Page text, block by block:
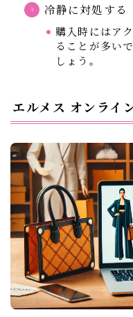
冷静に対処する
購入時にはア
ることが多い
しょう。
エルメス オンライ